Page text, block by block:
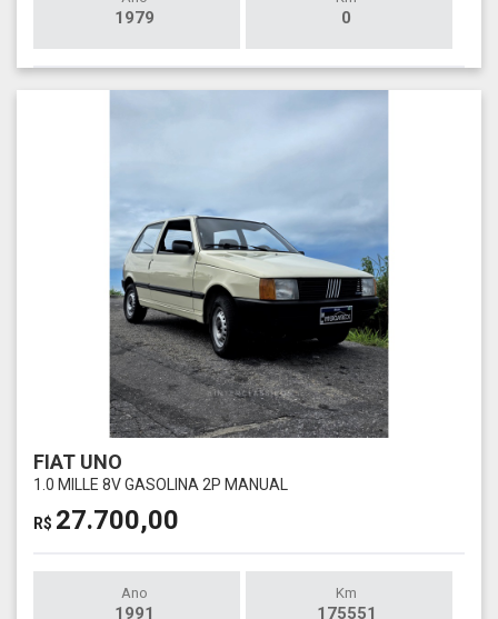
1979 0
FIAT UNO
1.0 MILLE 8V GASOLINA 2P MANUAL
R$ 27.700,00
Ano
1991
Km
175551